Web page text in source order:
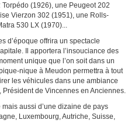
(1926), une Peugeot 202
Vierzon 302 (1951), une Rolls-
530 LX (1970)...
d’époque offrira un spectacle
Il apportera l’insouciance des
unique que l’on soit dans un
nique à Meudon permettra à tout
les véhicules dans une ambiance
de Vincennes en Anciennes.
aussi d’une dizaine de pays
Luxembourg, Autriche, Suisse,